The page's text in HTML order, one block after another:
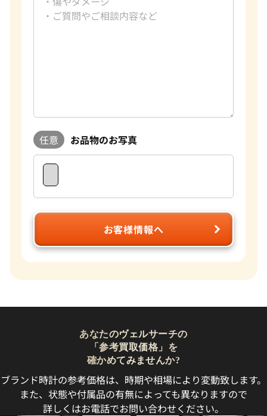
任意 お品物のお写真
お客様情報へ
あなたのヴェルサーチの
「参考買取価格」を
確かめてみませんか?
ブランド時計の参考価格は、時期や相場により変動致します。
また、状態や付属品の有無によっても異なりますので
詳しくはお電話でお問い合わせください。